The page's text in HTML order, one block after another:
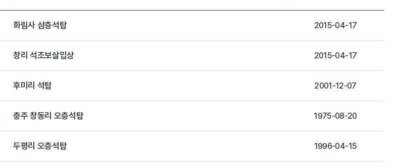
화림사 삼층석탑 2015-04-17
창리 석조보살입상 2015-04-17
후미리 석탑 2001-12-07
충주 창동리 오층석탑 1975-08-20
두평리 오층석탑 1996-04-15